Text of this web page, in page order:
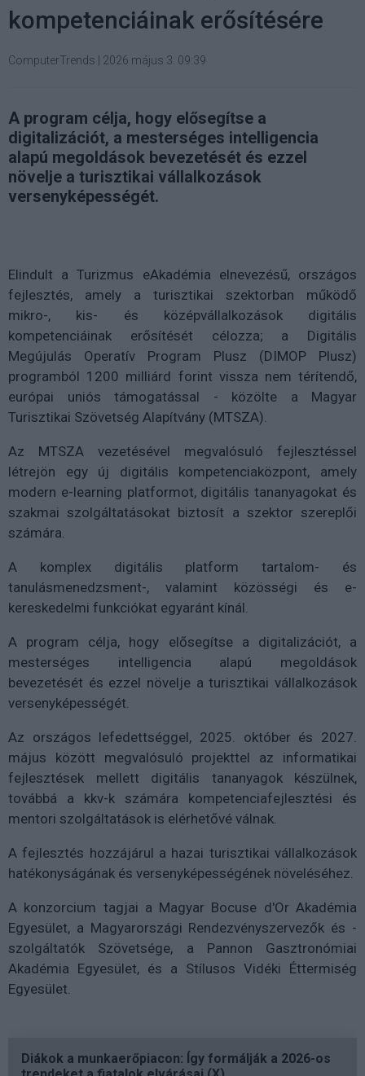
kompetenciáinak erősítésére
ComputerTrends 2026 május 3. 09:39
A program célja, hogy elősegítse a
digitalizációt, a mesterséges intelligencia
alapú megoldások bevezetését és ezzel
növelje a turisztikai vállalkozások
versenyképességét.
Elindult a Turizmus eAkadémia elnevezésű, országos
fejlesztés, amely a turisztikai szektorban működő
mikro-, kis- és középvállalkozások digitális
kompetenciáinak erősítését célozza; a Digitális
Megújulás Operatív Program Plusz (DIMOP Plusz)
programból 1200 milliárd forint vissza nem térítendő,
európai uniós támogatással - közölte a Magyar
Turisztikai Szövetség Alapítvány (MTSZA).
Az MTSZA vezetésével megvalósuló fejlesztéssel
létrejön egy új digitális kompetenciaközpont, amely
modern e-learning platformot, digitális tananyagokat és
szakmai szolgáltatásokat biztosít a szektor szereplői
számára.
A komplex digitális platform tartalom- és
tanulásmenedzsment-, valamint közösségi és e-
kereskedelmi funkciókat egyaránt kínál.
A program célja, hogy elősegítse a digitalizációt, a
mesterséges intelligencia alapú megoldások
bevezetését és ezzel növelje a turisztikai vállalkozások
versenyképességét.
Az országos lefedettséggel, 2025. október és 2027.
május között megvalósuló projekttel az informatikai
fejlesztések mellett digitális tananyagok készülnek,
továbbá a kkv-k számára kompetenciafejlesztési és
mentori szolgáltatások is elérhetővé válnak.
A fejlesztés hozzájárul a hazai turisztikai vállalkozások
hatékonyságának és versenyképességének növeléséhez.
A konzorcium tagjai a Magyar Bocuse d'Or Akadémia
Egyesület, a Magyarországi Rendezvényszervezők és -
szolgáltatók Szövetsége, a Pannon Gasztronómiai
Akadémia Egyesület, és a Stílusos Vidéki Éttermiség
Egyesület.
Diákok a munkaerőpiacon: Így formálják a 2026-os